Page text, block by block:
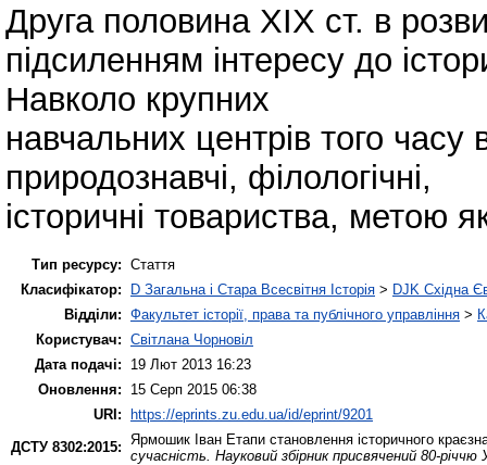
Друга половина XIX ст. в
підсиленням інтересу до
Навколо крупних
навчальних центрів того часу
природознавчі, філологічні,
історичні товариства, метою
Тип ресурсу: Стаття
Класифікатор:
D Загальна і Стара Всесвітня Історія > DJK Східна
Відділи: Факультет історії, права та публічного управління >
Користувач: Світлана Чорновіл
Дата подачі:
19 Лют 2013 16:23
Оновлення:
15 Серп 2015 06:38
URI: https://eprints.zu.edu.ua/id/eprint/9201
ДСТУ 8302:2015:
Ярмошик Іван Етапи становлення історичного
сучасність. Науковий збірник присвячений 80-